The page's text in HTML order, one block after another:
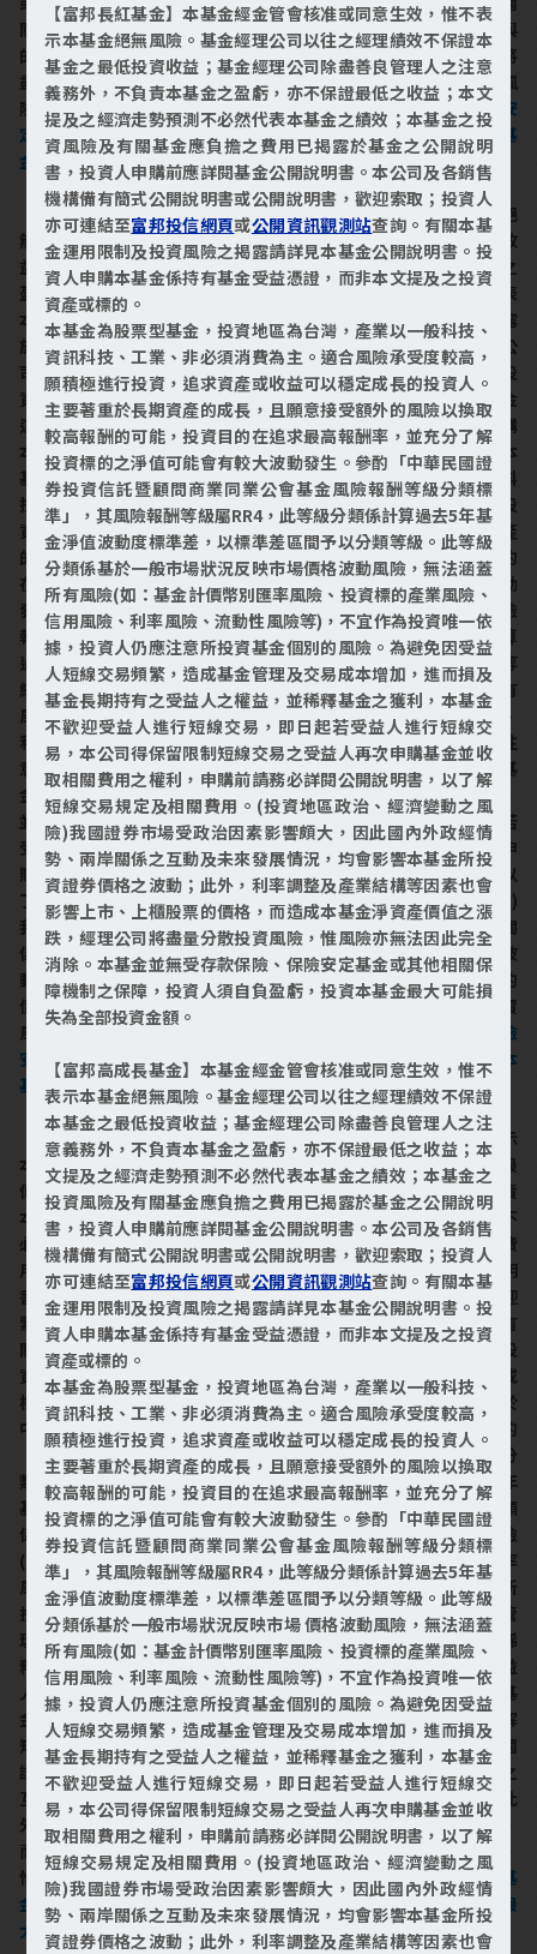
關係之互動、未來發展或現有法規之變動，均可能對本基金所參與
的投資市場及投資工具之報酬造成直接或間接的影響。經理公司將
盡善良管理人之注意義務，盡力降低投資地區政治、經濟變動之風
險，惟不表示風險得以完全規避。本基金並無受存款保險、保險安
定基金或其他相關保障機制之保障，投資人須自負盈虧，投資本基
金最大可能損失為全部投資金額。
【富邦基金】本基金經金管會核准或同意生效，惟不表示本基金絕
無風險。基金經理公司以往之經理績效不保證本基金之最低投資收
益；基金經理公司除盡善良管理人之注意義務外，不負責本基金之
盈虧，亦不保證最低之收益；本文提及之經濟走勢預測不必然代表
本基金之績效；本基金之投資風險及有關基金應負擔之費用已揭露
於基金之公開說明書，投資人申購前應詳閱基金公開說明書。本公
司及各銷售機構備有簡式公開說明書或公開說明書，歡迎索取；投
資人亦可連結至富邦投信網頁或公開資訊觀測站查詢。有關本基金
運用限制及投資風險之揭露請詳見本基金公開說明書。投資人申購
本基金係持有基金受益憑證，而非本文提及之投資資產或標的。本
基金為股票型基金，投資地區為台灣，產業以一般科技、資訊科
技、工業、非必須消費為主。適合風險承受度較高，願積極進行投
資，追求資產或收益可以穩定成長的投資人。主要著重於長期資產
的成長，且願意接受額外的風險以換取較高報酬的可能，投資目的
在追求最高報酬率，並充分了解投資標的之淨值可能會有較大波動
發生。參酌「中華民國證券投資信託暨顧問商業同業公會基金風險
報酬等級分類標準」，其風險報酬等級屬RR4，此等級分類係計算
過去5年基金淨值波動度標準差，以標準差區間予以分類等級。此等
級分類係基於一般市場狀況反映市場價格波動風險，無法涵蓋所有
風險(如：基金計價幣別匯率風險、投資標的產業風險、信用風險、
利率風險、流動性風險等)，不宜作為投資唯一依據，投資人仍應注
意所投資基金個別的風險。為避免因受益人短線交易頻繁，造成基
金管理及交易成本增加，進而損及基金長期持有之受益人之權益，
並稀釋基金之獲利，本基金不歡迎受益人進行短線交易，即日起若
受益人進行短線交易，本公司得保留限制短線交易之受益人再次申
購基金並收取相關費用之權利，申購前請務必詳閱公開說明書，以
了解短線交易規定及相關費用。(投資地區政治、經濟變動之風險)
我國證券市場受政治因素影響頗大，因此國內外政經情勢、兩岸關
係之互動及未來發展情況，均會影響本基金所投資證券價格之波
動；此外，利率調整及產業結構等因素也會影響上市、上櫃股票的
價格，而造成本基金淨資產價值之漲跌，經理公司將盡量分散投資
風險，惟風險亦無法因此完全消除。
本基金並無受存款保險、保險
安定基金或其他相關保障機制之保障，投資人須自負盈虧，投資本
基金最大可能損失為全部投資金額。
【富邦精銳中小基金】本基金經金管會核准或同意生效，惟不表示
本基金絕無風險。基金經理公司以往之經理績效不保證本基金之最
低投資收益；基金經理公司除盡善良管理人之注意義務外，不負責
本基金之盈虧，亦不保證最低之收益；本文提及之經濟走勢預測不
必然代表本基金之績效；本基金之投資風險及有關基金應負擔之費
用已揭露於基金之公開說明書，投資人申購前應詳閱基金公開說明
書。本公司及各銷售機構備有簡式公開說明書或公開說明書，歡迎
索取；投資人亦可連結至富邦投信網頁或公開資訊觀測站查詢。有
關本基金運用限制及投資風險之揭露請詳見本基金公開說明書。投
資人申購本基金係持有基金受益憑證，而非本文提及之投資資產或
標的。本基金為股票型基金，基金區域投資於台灣市場，並投資於
中小型股。適合風險承受度較高，願積極進行投資之投資人，參酌
「中華民國證券投資信託暨顧問商業同業公會基金風險報酬等級分
類標準」，本基金風險報酬等級屬RR5，此等級分類係計算過去5年
基金淨值波動度標準差，以標準差區間予以分類等級。此等級分類
係基於一般市場狀況反映市場價格波動風險，無法涵蓋所有風險
(如：基金計價幣別匯率風險、投資標的產業風險、信用風險、利率
風險、流動性風險等)，不宜作為投資唯一依據，投資人仍應注意所
投資基金個別的風險。為避免因受益人短線交易頻繁，造成基金管
理及交易成本增加，進而損及基金長期持有之受益人之權益，並稀
釋基金之獲利，本基金不歡迎受益人進行短線交易，即日起若受益
人進行短線交易，本公司得保留限制短線交易之受益人再次申購基
金並收取相關費用之權利，申購前請務必詳閱公開說明書，以了解
短線交易規定及相關費用。(投資地區政治、經濟變動之風險)我國
證券市場受政治因素影響頗大，因此國內外政經情勢、兩岸關係之
互動及未來發展情況，均會影響本基金所投資證券價格之波動；此
外，利率調整及產業結構等因素也會影響上市、上櫃股票的價格，
而造成本基金淨資產價值之漲跌，經理公司將盡量分散投資風險，
惟風險亦無法因此完全消除。本基金並無受存款保險、保險安定基
金或其他相關保障機制之保障，投資人須自負盈虧，投資本基金最
大可能損失為全部投資金額。
【富邦長紅基金】本基金經金管會核准或同意生效，惟不表
示本基金絕無風險。基金經理公司以往之經理績效不保證本
基金之最低投資收益；基金經理公司除盡善良管理人之注意
義務外，不負責本基金之盈虧，亦不保證最低之收益；本文
提及之經濟走勢預測不必然代表本基金之績效；本基金之投
資風險及有關基金應負擔之費用已揭露於基金之公開說明
書，投資人申購前應詳閱基金公開說明書。本公司及各銷售
機構備有簡式公開說明書或公開說明書，歡迎索取；投資人
亦可連結至富邦投信網頁或公開資訊觀測站查詢。有關本基
金運用限制及投資風險之揭露請詳見本基金公開說明書。投
資人申購本基金係持有基金受益憑證，而非本文提及之投資
資產或標的。
本基金為股票型基金，投資地區為台灣，產業以一般科技、
資訊科技、工業、非必須消費為主。適合風險承受度較高，
願積極進行投資，追求資產或收益可以穩定成長的投資人。
主要著重於長期資產的成長，且願意接受額外的風險以換取
較高報酬的可能，投資目的在追求最高報酬率，並充分了解
投資標的之淨值可能會有較大波動發生。參酌「中華民國證
券投資信託暨顧問商業同業公會基金風險報酬等級分類標
準」，其風險報酬等級屬RR4，此等級分類係計算過去5年基
金淨值波動度標準差，以標準差區間予以分類等級。此等級
分類係基於一般市場狀況反映市場價格波動風險，無法涵蓋
所有風險(如：基金計價幣別匯率風險、投資標的產業風險、
信用風險、利率風險、流動性風險等)，不宜作為投資唯一依
據，投資人仍應注意所投資基金個別的風險。為避免因受益
人短線交易頻繁，造成基金管理及交易成本增加，進而損及
基金長期持有之受益人之權益，並稀釋基金之獲利，本基金
不歡迎受益人進行短線交易，即日起若受益人進行短線交
易，本公司得保留限制短線交易之受益人再次申購基金並收
取相關費用之權利，申購前請務必詳閱公開說明書，以了解
短線交易規定及相關費用。(投資地區政治、經濟變動之風
險)我國證券市場受政治因素影響頗大，因此國內外政經情
勢、兩岸關係之互動及未來發展情況，均會影響本基金所投
資證券價格之波動；此外，利率調整及產業結構等因素也會
影響上市、上櫃股票的價格，而造成本基金淨資產價值之漲
跌，經理公司將盡量分散投資風險，惟風險亦無法因此完全
消除。本基金並無受存款保險、保險安定基金或其他相關保
障機制之保障，投資人須自負盈虧，投資本基金最大可能損
失為全部投資金額。
【富邦高成長基金】本基金經金管會核准或同意生效，惟不
表示本基金絕無風險。基金經理公司以往之經理績效不保證
本基金之最低投資收益；基金經理公司除盡善良管理人之注
意義務外，不負責本基金之盈虧，亦不保證最低之收益；本
文提及之經濟走勢預測不必然代表本基金之績效；本基金之
投資風險及有關基金應負擔之費用已揭露於基金之公開說明
書，投資人申購前應詳閱基金公開說明書。本公司及各銷售
機構備有簡式公開說明書或公開說明書，歡迎索取；投資人
亦可連結至富邦投信網頁或公開資訊觀測站查詢。有關本基
金運用限制及投資風險之揭露請詳見本基金公開說明書。投
資人申購本基金係持有基金受益憑證，而非本文提及之投資
資產或標的。
本基金為股票型基金，投資地區為台灣，產業以一般科技、
資訊科技、工業、非必須消費為主。適合風險承受度較高，
願積極進行投資，追求資產或收益可以穩定成長的投資人。
主要著重於長期資產的成長，且願意接受額外的風險以換取
較高報酬的可能，投資目的在追求最高報酬率，並充分了解
投資標的之淨值可能會有較大波動發生。參酌「中華民國證
券投資信託暨顧問商業同業公會基金風險報酬等級分類標
準」，其風險報酬等級屬RR4，此等級分類係計算過去5年基
金淨值波動度標準差，以標準差區間予以分類等級。此等級
分類係基於一般市場狀況反映市場 價格波動風險，無法涵蓋
所有風險(如：基金計價幣別匯率風險、投資標的產業風險、
信用風險、利率風險、流動性風險等)，不宜作為投資唯一依
據，投資人仍應注意所投資基金個別的風險。為避免因受益
人短線交易頻繁，造成基金管理及交易成本增加，進而損及
基金長期持有之受益人之權益，並稀釋基金之獲利，本基金
不歡迎受益人進行短線交易，即日起若受益人進行短線交
易，本公司得保留限制短線交易之受益人再次申購基金並收
取相關費用之權利，申購前請務必詳閱公開說明書，以了解
短線交易規定及相關費用。(投資地區政治、經濟變動之風
險)我國證券市場受政治因素影響頗大，因此國內外政經情
勢、兩岸關係之互動及未來發展情況，均會影響本基金所投
資證券價格之波動；此外，利率調整及產業結構等因素也會